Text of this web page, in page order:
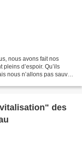
nous avons fait nos
d’espoir. Qu’ils
nous n’allons pas sauver
des